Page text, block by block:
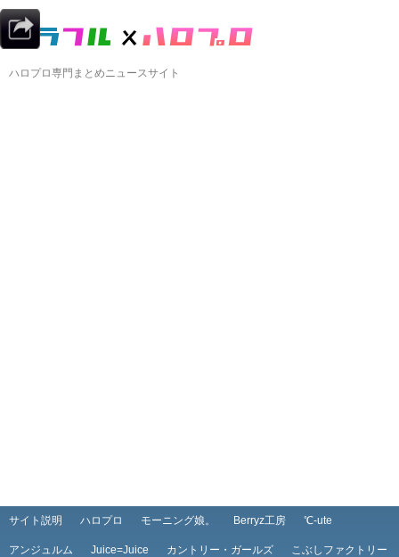
ハロプロ専門まとめニュースサイト
メインメニュー
メインコンテンツへ移動
サブコンテンツへ移動
サイト説明 ハロプロ モーニング娘。 Berryz工房 ℃-ute
アンジュルム Juice=Juice カントリー・ガールズ こぶしファクトリー